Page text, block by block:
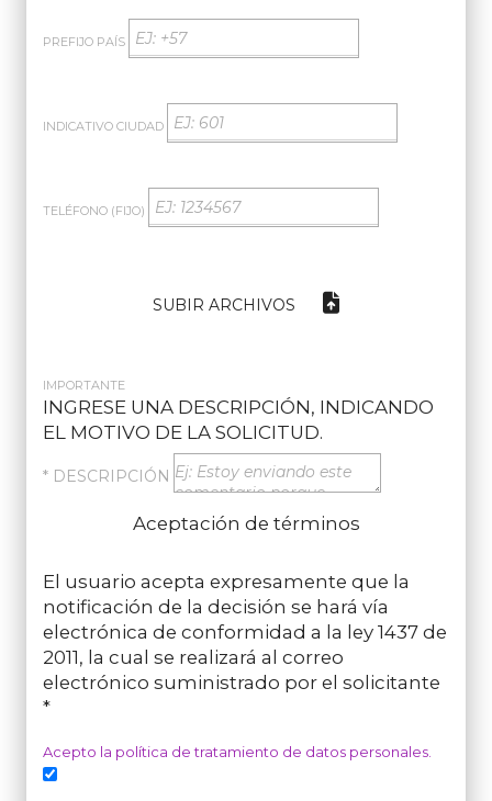
PREFIJO PAÍS
INDICATIVO CIUDAD
TELÉFONO (FIJO)
SUBIR ARCHIVOS
IMPORTANTE
INGRESE UNA DESCRIPCIÓN, INDICANDO
EL MOTIVO DE LA SOLICITUD.
* DESCRIPCIÓN
Aceptación de términos
El usuario acepta expresamente que la
notificación de la decisión se hará vía
electrónica de conformidad a la ley 1437 de
2011, la cual se realizará al correo
electrónico suministrado por el solicitante
*
Acepto la política de tratamiento de datos personales.